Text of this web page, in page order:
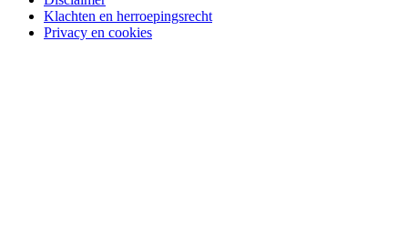
Klachten en herroepingsrecht
Privacy en cookies